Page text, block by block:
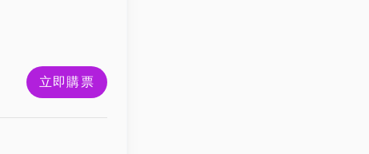
立即購票